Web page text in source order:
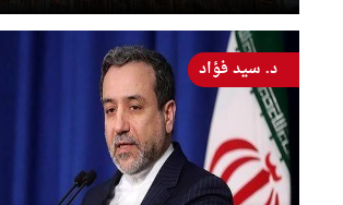
د. سيد فؤاد